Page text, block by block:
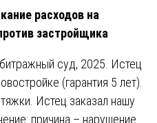
расходов на
застройщика
суд, 2025. Истец
(гарантия 5 лет).
Истец заказал нашу
причина – нарушение